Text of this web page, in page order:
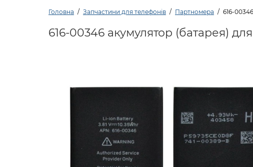
Головна Запчастини для телефонів Партномера 616-
616-00346 акумулятор (батарея)